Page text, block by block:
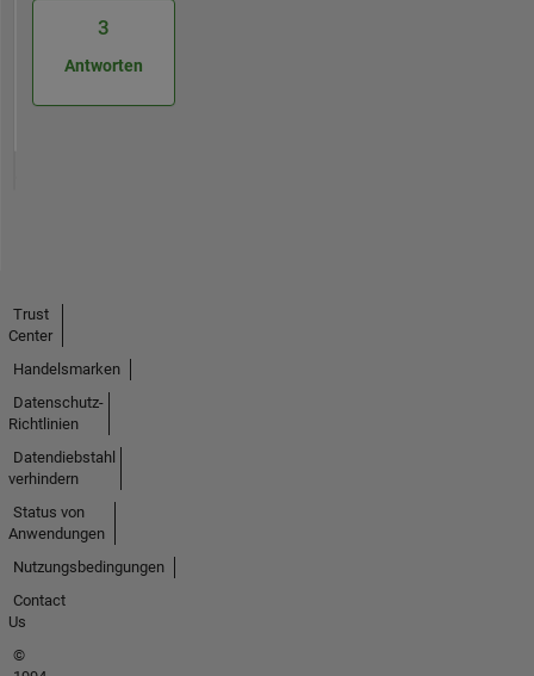
3
Antworten
Trust
Center
Handelsmarken
Datenschutz-
Richtlinien
Datendiebstahl
verhindern
Status von
Anwendungen
Nutzungsbedingungen
Contact
Us
©